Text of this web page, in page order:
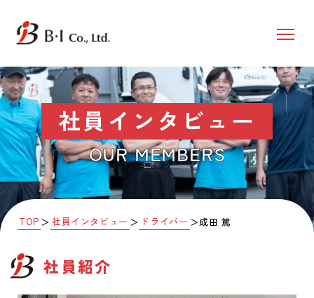
社員インタビュー
OUR MEMBERS
TOP ＞ 社員インタビュー ＞ ドライバー ＞成田 篤
社員紹介